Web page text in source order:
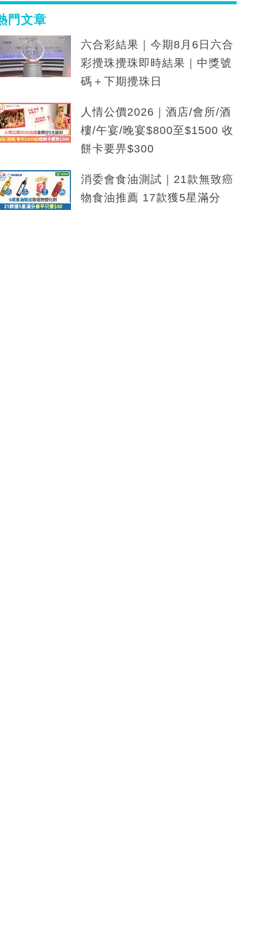
門文章
六合彩結果｜今期8月6日六合
彩攪珠攪珠即時結果｜中獎號
碼＋下期攪珠日
人情公價2026｜酒店/會所/酒
樓/午宴/晚宴$800至$1500 收
餅卡要畀$300
消委會食油測試｜21款無致癌
物食油推薦 17款獲5星滿分